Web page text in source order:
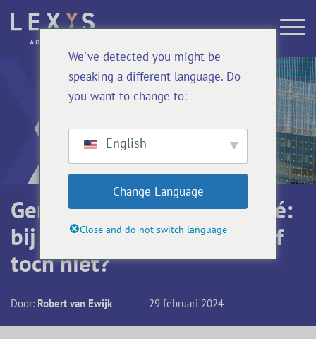
Gemeenschappelijk of privé:
bij twijfel beslist de VvE. Of
toch niet?
Door: Robert van Ewijk 29 februari 2024
We've detected you might be
speaking a different language. Do
you want to change to:
English
Change Language
Close and do not switch language